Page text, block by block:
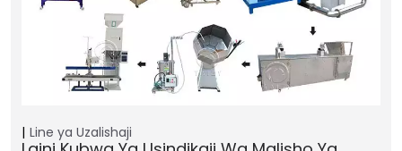
Line ya Uzalishaji